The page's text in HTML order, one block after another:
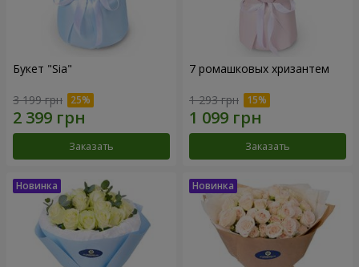
Букет "Sia"
3 199 грн
Заказать
7 ромашковых хризантем
1 293 грн
Заказать